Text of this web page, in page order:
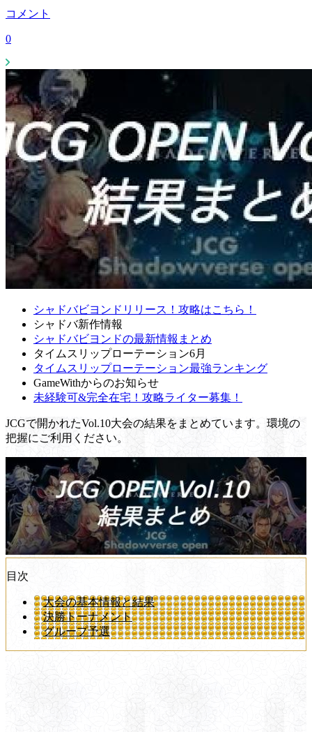
コメント
0
シャドバビヨンドリリース！攻略はこちら！
シャドバ新作情報
シャドバビヨンドの最新情報まとめ
タイムスリップローテーション6月
タイムスリップローテーション最強ランキング
GameWithからのお知らせ
未経験可&完全在宅！攻略ライター募集！
JCGで開かれたVol.10大会の結果をまとめています。環境の
把握にご利用ください。
目次
大会の基本情報と結果
決勝トーナメント
グループ予選